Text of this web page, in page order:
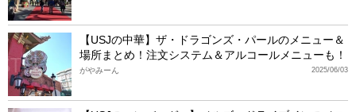
【USJの中華】ザ・ドラゴンズ・パールのメニュー＆
場所まとめ！注文システム＆アルコールメニューも！
2025/06/03
がやみーん